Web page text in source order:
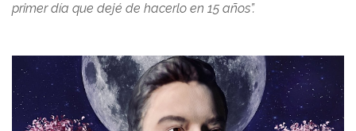
primer día que dejé de hacerlo en 15 años”.